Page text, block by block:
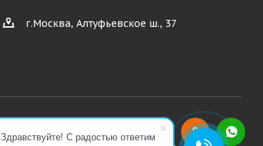
Здравствуйте! С радостью ответим
г.Москва, Алтуфьевское ш., 37